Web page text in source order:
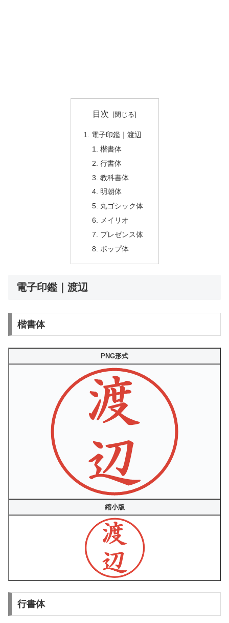
目次
電子印鑑｜渡辺
楷書体
行書体
教科書体
明朝体
丸ゴシック体
メイリオ
プレゼンス体
ポップ体
電子印鑑｜渡辺
楷書体
PNG形式
縮小版
行書体